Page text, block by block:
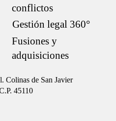
conflictos
Gestión legal 360°
Fusiones y
adquisiciones
Colinas de San Javier
45110